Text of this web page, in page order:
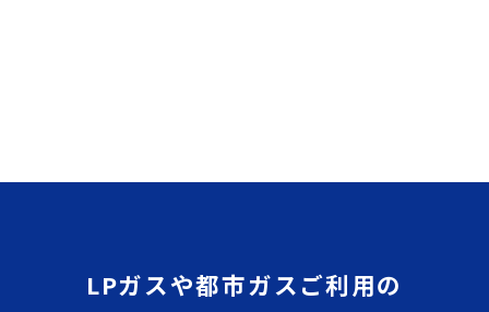
LPガスや都市ガスご利用の